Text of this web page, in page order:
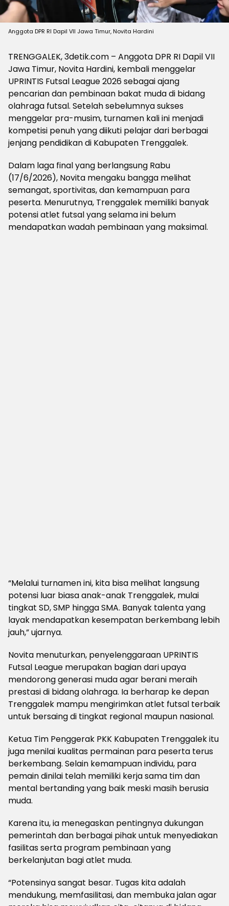
Anggota DPR RI Dapil VII Jawa Timur, Novita Hardini
TRENGGALEK, 3detik.com – Anggota DPR RI Dapil VII
Jawa Timur, Novita Hardini, kembali menggelar
UPRINTIS Futsal League 2026 sebagai ajang
pencarian dan pembinaan bakat muda di bidang
olahraga futsal. Setelah sebelumnya sukses
menggelar pra-musim, turnamen kali ini menjadi
kompetisi penuh yang diikuti pelajar dari berbagai
jenjang pendidikan di Kabupaten Trenggalek.
Dalam laga final yang berlangsung Rabu
(17/6/2026), Novita mengaku bangga melihat
semangat, sportivitas, dan kemampuan para
peserta. Menurutnya, Trenggalek memiliki banyak
potensi atlet futsal yang selama ini belum
mendapatkan wadah pembinaan yang maksimal.
“Melalui turnamen ini, kita bisa melihat langsung
potensi luar biasa anak-anak Trenggalek, mulai
tingkat SD, SMP hingga SMA. Banyak talenta yang
layak mendapatkan kesempatan berkembang lebih
jauh,” ujarnya.
Novita menuturkan, penyelenggaraan UPRINTIS
Futsal League merupakan bagian dari upaya
mendorong generasi muda agar berani meraih
prestasi di bidang olahraga. Ia berharap ke depan
Trenggalek mampu mengirimkan atlet futsal terbaik
untuk bersaing di tingkat regional maupun nasional.
Ketua Tim Penggerak PKK Kabupaten Trenggalek itu
juga menilai kualitas permainan para peserta terus
berkembang. Selain kemampuan individu, para
pemain dinilai telah memiliki kerja sama tim dan
mental bertanding yang baik meski masih berusia
muda.
Karena itu, ia menegaskan pentingnya dukungan
pemerintah dan berbagai pihak untuk menyediakan
fasilitas serta program pembinaan yang
berkelanjutan bagi atlet muda.
“Potensinya sangat besar. Tugas kita adalah
mendukung, memfasilitasi, dan membuka jalan agar